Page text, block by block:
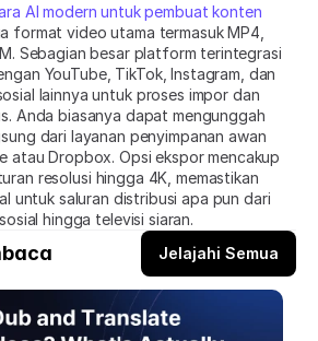
AI modern untuk pembuat konten
format video utama termasuk MP4,
Sebagian besar platform terintegrasi
YouTube, TikTok, Instagram, dan
lainnya untuk proses impor dan
Anda biasanya dapat mengunggah
dari layanan penyimpanan awan
atau Dropbox. Opsi ekspor mencakup
resolusi hingga 4K, memastikan
untuk saluran distribusi apa pun dari
hingga televisi siaran.
Jelajahi Semua